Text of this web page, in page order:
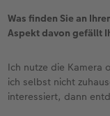
Was finden Sie an
Aspekt davon gefällt
Ich nutze die Kamera
ich selbst nicht
interessiert, dann